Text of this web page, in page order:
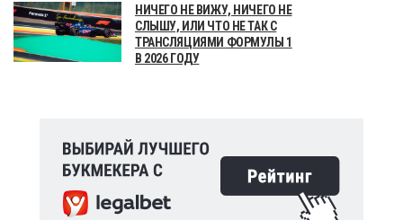
НИЧЕГО НЕ ВИЖУ, НИЧЕГО НЕ
СЛЫШУ, ИЛИ ЧТО НЕ ТАК С
ТРАНСЛЯЦИЯМИ ФОРМУЛЫ 1
В 2026 ГОДУ